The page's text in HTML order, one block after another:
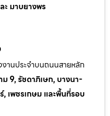
ะ มาบยางพร
านประจำบนถนนสายหลัก
ม 9, รัชดาภิเษก, บางนา-
เพชรเกษม และพื้นที่รอบ